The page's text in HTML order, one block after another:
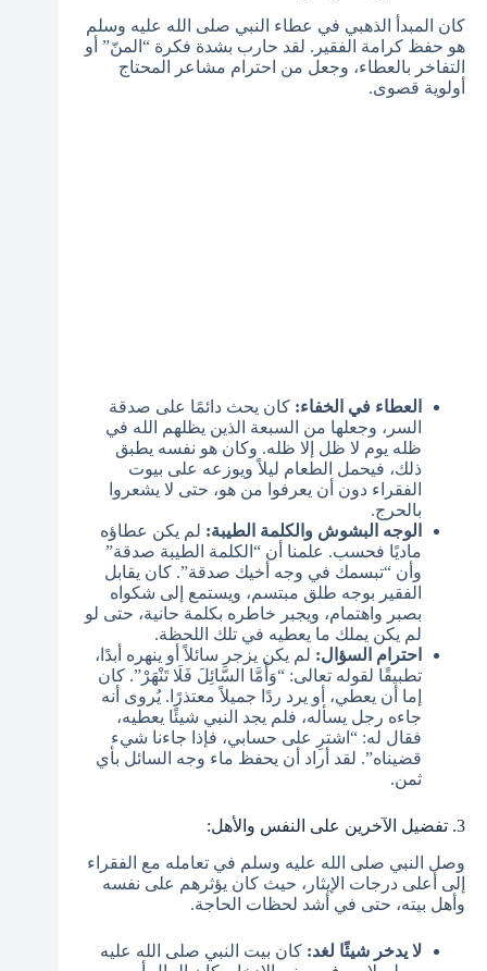
كان المبدأ الذهبي في عطاء النبي صلى الله عليه وسلم
هو حفظ كرامة الفقير. لقد حارب بشدة فكرة “المنّ” أو
التفاخر بالعطاء، وجعل من احترام مشاعر المحتاج
أولوية قصوى.
العطاء في الخفاء: كان يحث دائمًا على صدقة
السر، وجعلها من السبعة الذين يظلهم الله في
ظله يوم لا ظل إلا ظله. وكان هو نفسه يطبق
ذلك، فيحمل الطعام ليلاً ويوزعه على بيوت
الفقراء دون أن يعرفوا من هو، حتى لا يشعروا
بالحرج.
الوجه البشوش والكلمة الطيبة: لم يكن عطاؤه
ماديًا فحسب. علمنا أن “الكلمة الطيبة صدقة”
وأن “تبسمك في وجه أخيك صدقة”. كان يقابل
الفقير بوجه طلق مبتسم، ويستمع إلى شكواه
بصبر واهتمام، ويجبر خاطره بكلمة حانية، حتى لو
لم يكن يملك ما يعطيه في تلك اللحظة.
احترام السؤال: لم يكن يزجر سائلاً أو ينهره أبدًا،
تطبيقًا لقوله تعالى: “وَأَمَّا السَّائِلَ فَلَا تَنْهَرْ”. كان
إما أن يعطي، أو يرد ردًا جميلاً معتذرًا. يُروى أنه
جاءه رجل يسأله، فلم يجد النبي شيئًا يعطيه،
فقال له: “اشترِ على حسابي، فإذا جاءنا شيء
قضيناه”. لقد أراد أن يحفظ ماء وجه السائل بأي
ثمن.
3. تفضيل الآخرين على النفس والأهل:
وصل النبي صلى الله عليه وسلم في تعامله مع الفقراء
إلى أعلى درجات الإيثار، حيث كان يؤثرهم على نفسه
وأهل بيته، حتى في أشد لحظات الحاجة.
لا يدخر شيئًا لغد: كان بيت النبي صلى الله عليه